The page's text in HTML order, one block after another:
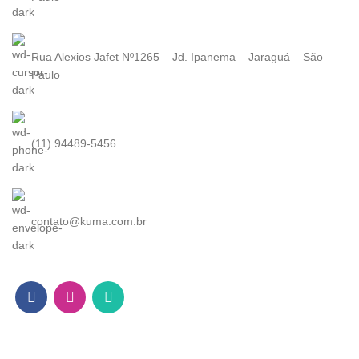
Rua Alexios Jafet Nº1265 – Jd. Ipanema – Jaraguá – São
Paulo
(11) 94489-5456
contato@kuma.com.br